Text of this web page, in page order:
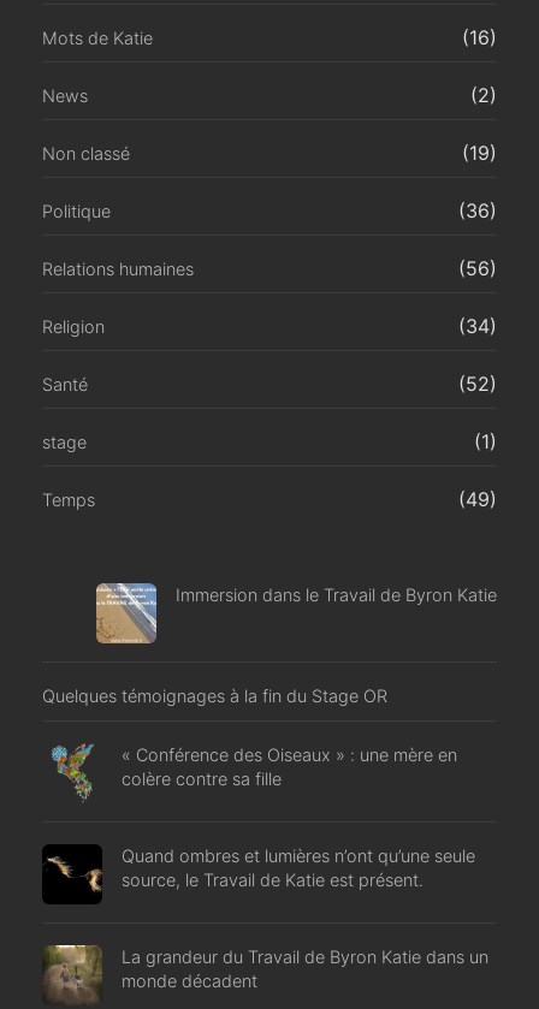
Mots de Katie (16)
News (2)
Non classé (19)
Politique (36)
Relations humaines (56)
Religion (34)
Santé (52)
stage (1)
Temps (49)
Immersion dans le Travail de Byron Katie
Quelques témoignages à la fin du Stage OR
« Conférence des Oiseaux » : une mère en
colère contre sa fille
Quand ombres et lumières n’ont qu’une seule
source, le Travail de Katie est présent.
La grandeur du Travail de Byron Katie dans un
monde décadent